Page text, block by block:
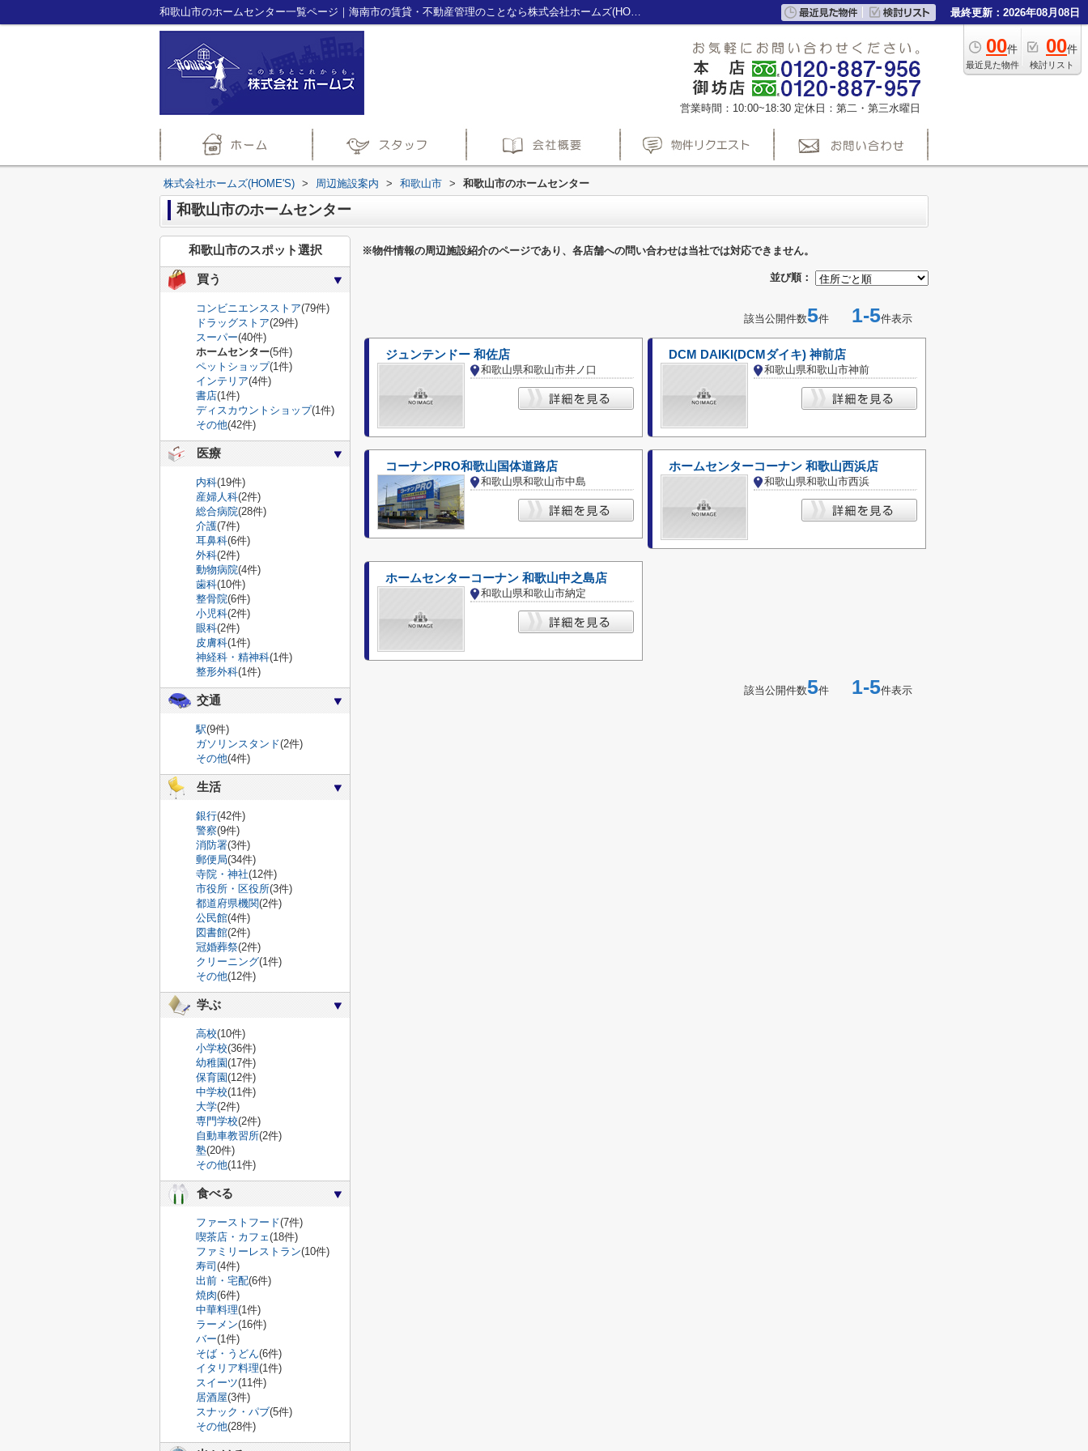
和歌山市のホームセンター一覧ページ｜海南市の賃貸・不動産管理のことなら株式会社ホームズ(HOME'S)へ 最終更新：2026年08月08日
00件
最近見た物件
00件
検討リスト
営業時間：10:00~18:30 定休日：第二・第三水曜日
株式会社ホームズ(HOME'S) > 周辺施設案内 > 和歌山市 > 和歌山市のホームセンター
和歌山市のホームセンター
※物件情報の周辺施設紹介のページであり、各店舗への問い合わせは当社では対応できません。
並び順：
該当公開件数5件 1-5件表示
ジュンテンドー 和佐店
和歌山県和歌山市井ノ口
DCM DAIKI(DCMダイキ) 神前店
和歌山県和歌山市神前
コーナンPRO和歌山国体道路店
和歌山県和歌山市中島
ホームセンターコーナン 和歌山西浜店
和歌山県和歌山市西浜
ホームセンターコーナン 和歌山中之島店
和歌山県和歌山市納定
該当公開件数5件 1-5件表示
和歌山市のスポット選択
買う
コンビニエンスストア(79件)
ドラッグストア(29件)
スーパー(40件)
ホームセンター(5件)
ペットショップ(1件)
インテリア(4件)
書店(1件)
ディスカウントショップ(1件)
その他(42件)
医療
内科(19件)
産婦人科(2件)
総合病院(28件)
介護(7件)
耳鼻科(6件)
外科(2件)
動物病院(4件)
歯科(10件)
整骨院(6件)
小児科(2件)
眼科(2件)
皮膚科(1件)
神経科・精神科(1件)
整形外科(1件)
交通
駅(9件)
ガソリンスタンド(2件)
その他(4件)
生活
銀行(42件)
警察(9件)
消防署(3件)
郵便局(34件)
寺院・神社(12件)
市役所・区役所(3件)
都道府県機関(2件)
公民館(4件)
図書館(2件)
冠婚葬祭(2件)
クリーニング(1件)
その他(12件)
学ぶ
高校(10件)
小学校(36件)
幼稚園(17件)
保育園(12件)
中学校(11件)
大学(2件)
専門学校(2件)
自動車教習所(2件)
塾(20件)
その他(11件)
食べる
ファーストフード(7件)
喫茶店・カフェ(18件)
ファミリーレストラン(10件)
寿司 (4件)
出前・宅配(6件)
焼肉(6件)
中華料理(1件)
ラーメン(16件)
バー(1件)
そば・うどん(6件)
イタリア料理(1件)
スイーツ(11件)
居酒屋(3件)
スナック・パブ(5件)
その他(28件)